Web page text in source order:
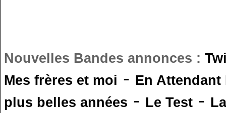
Nouvelles Bandes annonces :
Mes frères et moi - En
plus belles années - Le Test -